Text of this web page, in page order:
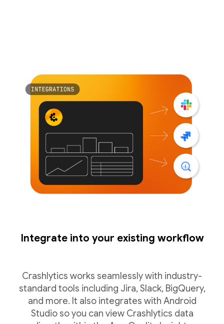
Integrate into your existing workflow
Crashlytics works seamlessly with industry-
standard tools including Jira, Slack, BigQuery,
and more. It also integrates with Android
Studio so you can view Crashlytics data